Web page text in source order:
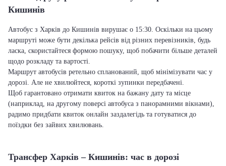
Кишинів
Автобус з Харків до Кишинів вирушає о 15:30. Оскільки на цьому
маршруті може бути декілька рейсів від різних перевізників, будь
ласка, скористайтеся формою пошуку, щоб побачити більше деталей
щодо розкладу та вартості.
Маршрут автобусів ретельно спланований, щоб мінімізувати час у
дорозі. Але не хвилюйтеся, короткі зупинки передбачені.
Щоб гарантовано отримати квиток на бажану дату та місце
(наприклад, на другому поверсі автобуса з панорамними вікнами),
радимо придбати квиток онлайн заздалегідь та готуватися до
поїздки без зайвих хвилювань.
Трансфер Харків – Кишинів: час в дорозі